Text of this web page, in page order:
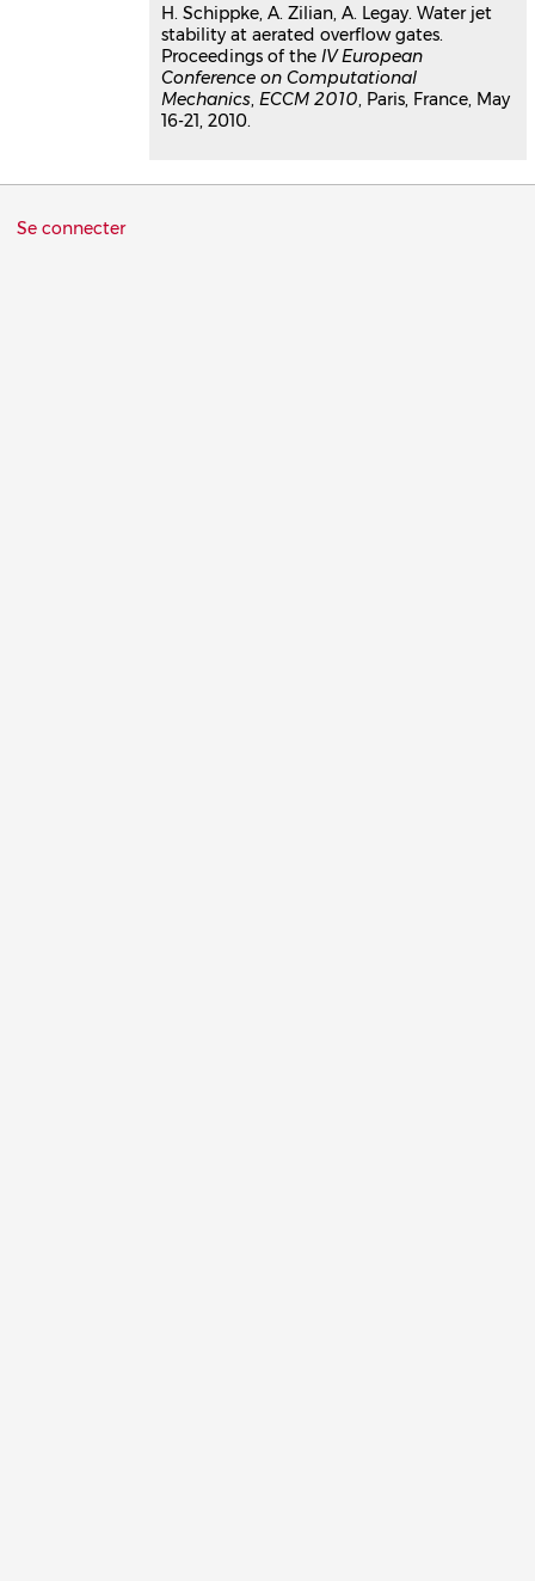
H. Schippke, A. Zilian, A. Legay. Water jet
stability at aerated overflow gates.
Proceedings of theIV European
Conference on Computational
Mechanics,ECCM 2010, Paris, France, May
16-21, 2010.
Menu
Se connecter